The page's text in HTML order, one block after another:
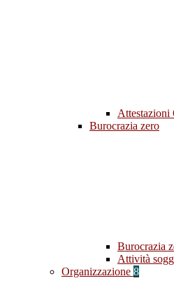
Attestazioni
Burocrazia zero
Burocrazia
Attività
Organizzazione 8